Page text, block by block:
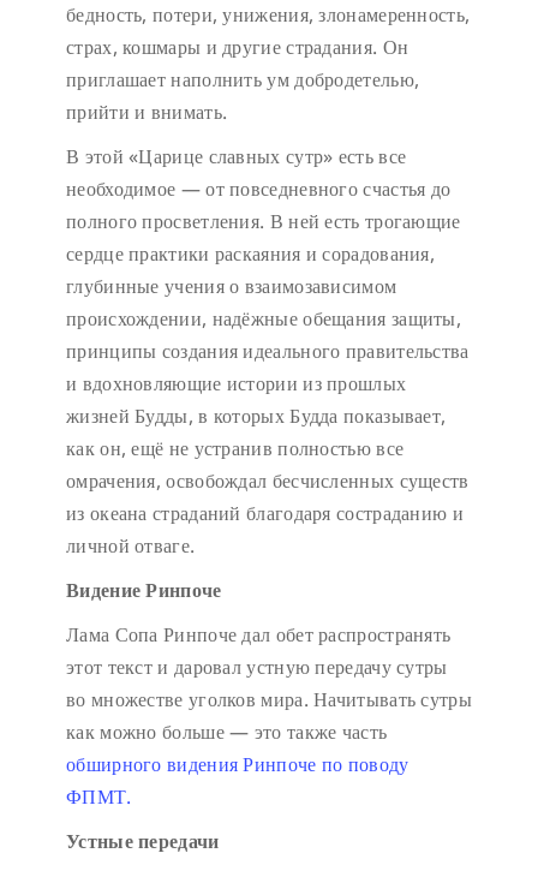
бедность, потери, унижения, злонамеренность,
страх, кошмары и другие страдания. Он
приглашает наполнить ум добродетелью,
прийти и внимать.
В этой «Царице славных сутр» есть все
необходимое — от повседневного счастья до
полного просветления. В ней есть трогающие
сердце практики раскаяния и сорадования,
глубинные учения о взаимозависимом
происхождении, надёжные обещания защиты,
принципы создания идеального правительства
и вдохновляющие истории из прошлых
жизней Будды, в которых Будда показывает,
как он, ещё не устранив полностью все
омрачения, освобождал бесчисленных существ
из океана страданий благодаря состраданию и
личной отваге.
Видение Ринпоче
Лама Сопа Ринпоче дал обет распространять
этот текст и даровал устную передачу сутры
во множестве уголков мира. Начитывать сутры
как можно больше — это также часть
обширного видения Ринпоче по поводу
ФПМТ.
Устные передачи